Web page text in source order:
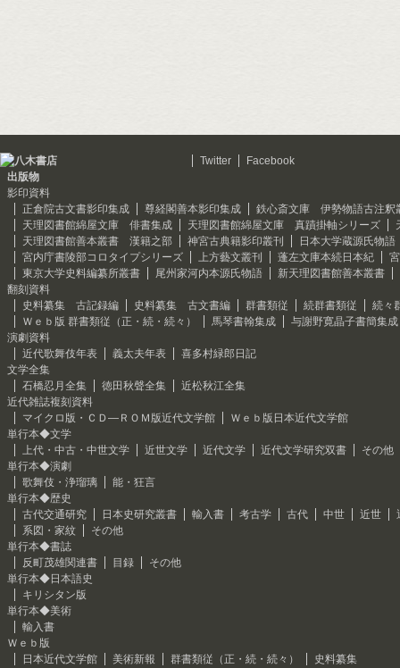
Twitter
Facebook
出版物
影印資料
正倉院古文書影印集成
尊経閣善本影印集成
鉄心斎文庫 伊勢物語古注釈
天理図書館綿屋文庫 俳書集成
天理図書館綿屋文庫 真蹟掛軸シリーズ
天理図書館善本叢書 漢籍之部
神宮古典籍影印叢刊
日本大学蔵源氏物語
宮内庁書陵部コロタイプシリーズ
上方藝文叢刊 蓬左文庫本続日本紀
東京大学史料編纂所叢書
尾州家河内本源氏物語
新天理図書館善本叢書
翻刻資料
史料纂集 古記録編
史料纂集 古文書編 群書類従 続群書類従
続々
Ｗｅｂ版 群書類従（正・続・続々）
馬琴書翰集成
与謝野寛晶子書簡集成
演劇資料
近代歌舞伎年表
義太夫年表
喜多村緑郎日記
文学全集
石橋忍月全集
徳田秋聲全集
近松秋江全集
近代雑誌複刻資料
マイクロ版・ＣＤ―ＲＯＭ版近代文学館
Ｗｅｂ版日本近代文学館
単行本◆文学
上代・中古・中世文学
近世文学 近代文学 近代文学研究双書
その他
単行本◆演劇
歌舞伎・浄瑠璃
能・狂言
単行本◆歴史
古代交通研究
日本史研究叢書 輸入書 考古学 古代 中世 近世
系図・家紋
その他
単行本◆書誌
反町茂雄関連書
目録
その他
単行本◆日本語史
キリシタン版
単行本◆美術
輸入書
Ｗｅｂ版
日本近代文学館
美術新報 群書類従（正・続・続々）
史料纂集